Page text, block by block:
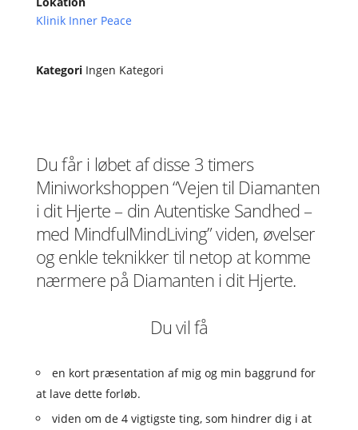
Klinik Inner Peace
KategoriIngen Kategori
Du får i løbet af disse 3 timers
Miniworkshoppen “Vejen til Diamanten
i dit Hjerte – din Autentiske Sandhed –
med MindfulMindLiving” viden, øvelser
og enkle teknikker til netop at komme
nærmere på Diamanten i dit Hjerte.
Du vil få
en kort præsentation af mig og min baggrund for
at lave dette forløb.
viden om de 4 vigtigste ting, som hindrer dig i at